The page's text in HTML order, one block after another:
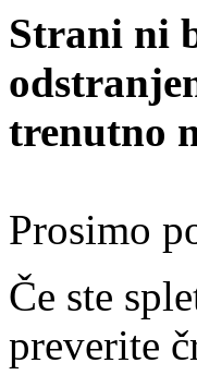
Strani ni
trenutno
Prosimo
Če ste
preverite